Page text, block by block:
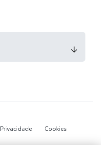
Privacidade Cookies